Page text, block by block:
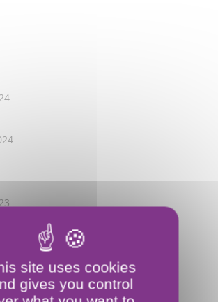
site uses cookies
gives you control